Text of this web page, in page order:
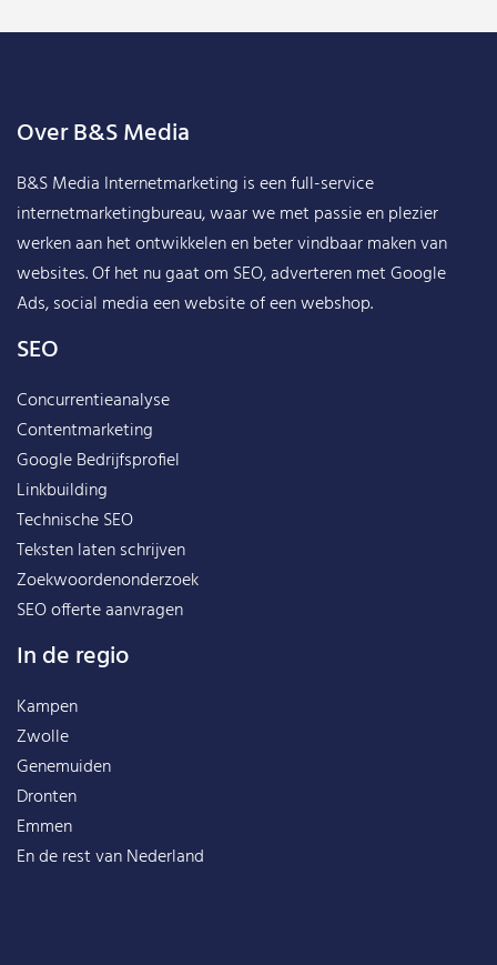
Over B&S Media
B&S Media Internetmarketing is een full-service
internetmarketingbureau, waar we met passie en plezier
werken aan het ontwikkelen en beter vindbaar maken van
websites. Of het nu gaat om SEO, adverteren met Google
Ads, social media een website of een webshop.
SEO
Concurrentieanalyse
Contentmarketing
Google Bedrijfsprofiel
Linkbuilding
Technische SEO
Teksten laten schrijven
Zoekwoordenonderzoek
SEO offerte aanvragen
In de regio
Kampen
Zwolle
Genemuiden
Dronten
Emmen
En de rest vanNederland